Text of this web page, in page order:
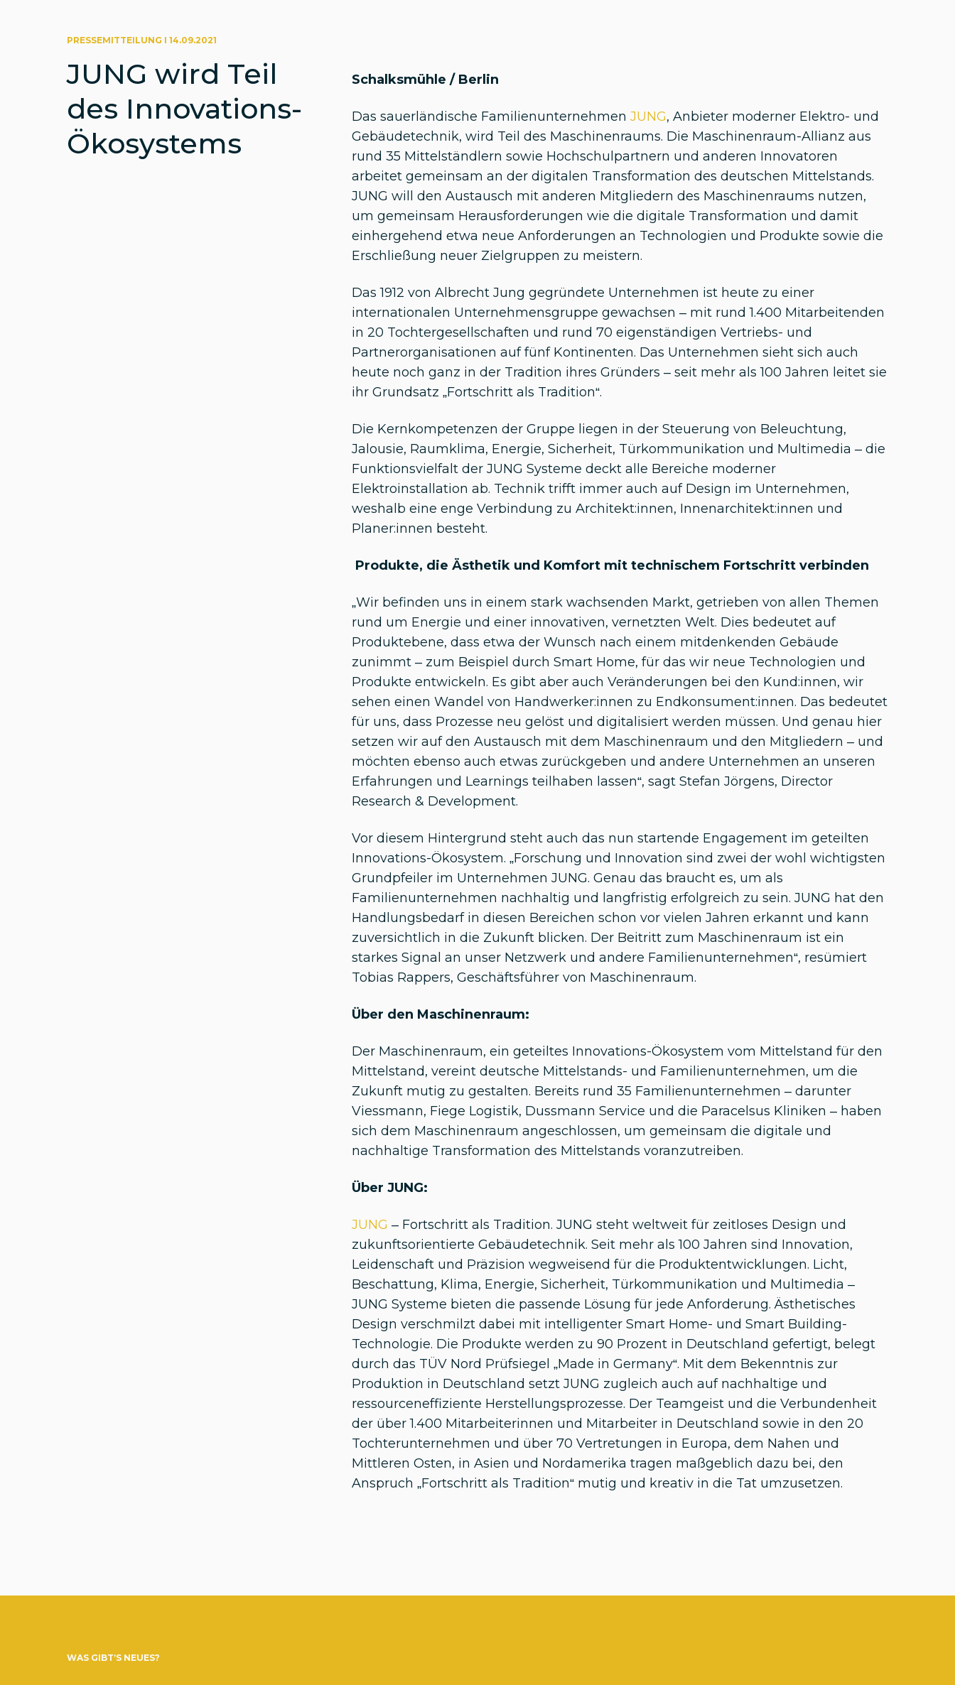
PRESSEMITTEILUNG I 14.09.2021
JUNG wird Teil
des Innovations-
Ökosystems
Schalksmühle / Berlin
Das sauerländische FamilienunternehmenJUNG, Anbieter moderner Elektro- und
Gebäudetechnik, wird Teil des Maschinenraums. Die Maschinenraum-Allianz aus
rund 35 Mittelständlern sowie Hochschulpartnern und anderen Innovatoren
arbeitet gemeinsam an der digitalen Transformation des deutschen Mittelstands.
JUNG will den Austausch mit anderen Mitgliedern des Maschinenraums nutzen,
um gemeinsam Herausforderungen wie die digitale Transformation und damit
einhergehend etwa neue Anforderungen an Technologien und Produkte sowie die
Erschließung neuer Zielgruppen zu meistern.
Das 1912 von Albrecht Jung gegründete Unternehmen ist heute zu einer
internationalen Unternehmensgruppe gewachsen – mit rund 1.400 Mitarbeitenden
in 20 Tochtergesellschaften und rund 70 eigenständigen Vertriebs- und
Partnerorganisationen auf fünf Kontinenten. Das Unternehmen sieht sich auch
heute noch ganz in der Tradition ihres Gründers – seit mehr als 100 Jahren leitet sie
ihr Grundsatz „Fortschritt als Tradition“.
Die Kernkompetenzen der Gruppe liegen in der Steuerung von Beleuchtung,
Jalousie, Raumklima, Energie, Sicherheit, Türkommunikation und Multimedia – die
Funktionsvielfalt der JUNG Systeme deckt alle Bereiche moderner
Elektroinstallation ab. Technik trifft immer auch auf Design im Unternehmen,
weshalb eine enge Verbindung zu Architekt:innen, Innenarchitekt:innen und
Planer:innen besteht.
Produkte, die Ästhetik und Komfort mit technischem Fortschritt verbinden
„Wir befinden uns in einem stark wachsenden Markt, getrieben von allen Themen
rund um Energie und einer innovativen, vernetzten Welt. Dies bedeutet auf
Produktebene, dass etwa der Wunsch nach einem mitdenkenden Gebäude
zunimmt – zum Beispiel durch Smart Home, für das wir neue Technologien und
Produkte entwickeln. Es gibt aber auch Veränderungen bei den Kund:innen, wir
sehen einen Wandel von Handwerker:innen zu Endkonsument:innen. Das bedeutet
für uns, dass Prozesse neu gelöst und digitalisiert werden müssen. Und genau hier
setzen wir auf den Austausch mit dem Maschinenraum und den Mitgliedern – und
möchten ebenso auch etwas zurückgeben und andere Unternehmen an unseren
Erfahrungen und Learnings teilhaben lassen“, sagt Stefan Jörgens, Director
Research & Development.
Vor diesem Hintergrund steht auch das nun startende Engagement im geteilten
Innovations-Ökosystem. „Forschung und Innovation sind zwei der wohl wichtigsten
Grundpfeiler im Unternehmen JUNG. Genau das braucht es, um als
Familienunternehmen nachhaltig und langfristig erfolgreich zu sein. JUNG hat den
Handlungsbedarf in diesen Bereichen schon vor vielen Jahren erkannt und kann
zuversichtlich in die Zukunft blicken. Der Beitritt zum Maschinenraum ist ein
starkes Signal an unser Netzwerk und andere Familienunternehmen“, resümiert
Tobias Rappers, Geschäftsführer von Maschinenraum.
Über den Maschinenraum:
Der Maschinenraum, ein geteiltes Innovations-Ökosystem vom Mittelstand für den
Mittelstand, vereint deutsche Mittelstands- und Familienunternehmen, um die
Zukunft mutig zu gestalten. Bereits rund 35 Familienunternehmen – darunter
Viessmann, Fiege Logistik, Dussmann Service und die Paracelsus Kliniken – haben
sich dem Maschinenraum angeschlossen, um gemeinsam die digitale und
nachhaltige Transformation des Mittelstands voranzutreiben.
Über JUNG:
JUNG – Fortschritt als Tradition. JUNG steht weltweit für zeitloses Design und
zukunftsorientierte Gebäudetechnik. Seit mehr als 100 Jahren sind Innovation,
Leidenschaft und Präzision wegweisend für die Produktentwicklungen. Licht,
Beschattung, Klima, Energie, Sicherheit, Türkommunikation und Multimedia –
JUNG Systeme bieten die passende Lösung für jede Anforderung. Ästhetisches
Design verschmilzt dabei mit intelligenter Smart Home- und Smart Building-
Technologie. Die Produkte werden zu 90 Prozent in Deutschland gefertigt, belegt
durch das TÜV Nord Prüfsiegel „Made in Germany“. Mit dem Bekenntnis zur
Produktion in Deutschland setzt JUNG zugleich auch auf nachhaltige und
ressourceneffiziente Herstellungsprozesse. Der Teamgeist und die Verbundenheit
der über 1.400 Mitarbeiterinnen und Mitarbeiter in Deutschland sowie in den 20
Tochterunternehmen und über 70 Vertretungen in Europa, dem Nahen und
Mittleren Osten, in Asien und Nordamerika tragen maßgeblich dazu bei, den
Anspruch „Fortschritt als Tradition“ mutig und kreativ in die Tat umzusetzen.
WAS GIBT’S NEUES?